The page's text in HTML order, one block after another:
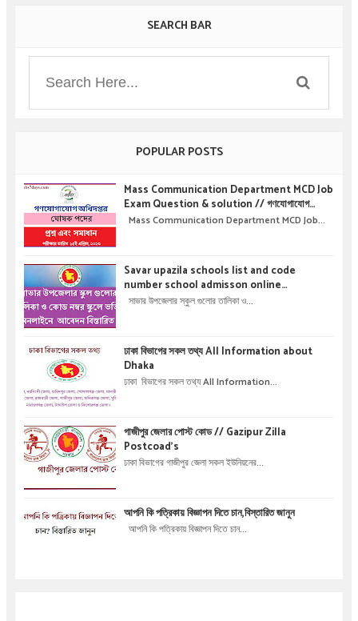
SEARCH BAR
POPULAR POSTS
Mass Communication Department MCD Job
Exam Question & solution // গণযোগাযোগ
অধিদপ্তরে নিয়োগ পরীক্ষার প্রশ্ন এবং সমাধান
Mass Communication Department MCD Job...
Savar upazila schools list and code
number school admisson online
application details !! সাভার উপজেলার স্কুল গুলোর
সাভার উপজেলার স্কুল গুলোর তালিকা ও...
ঢাকা বিভাগের সকল তথ্য All Information about
Dhaka
ঢাকা বিভাগের সকল তথ্য All Information...
গাজীপুর জেলার পোস্ট কোড // Gazipur Zilla
Postcoad's
ঢাকা বিভাগের গাজীপুর জেলা সকল ইউনিয়নের...
আপনি কি পত্রিকায় বিজ্ঞাপন দিতে চান,বিস্তারিত জানুন
আপনি কি পত্রিকায় বিজ্ঞাপন দিতে চান...